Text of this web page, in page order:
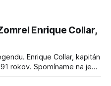
Enrique Collar,
Enrique Collar, kapitán
rokov. Spomíname na jeho